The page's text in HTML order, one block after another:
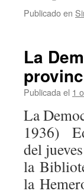
Publicado en
La
Publicada el 1
La
1936)
del
la
la